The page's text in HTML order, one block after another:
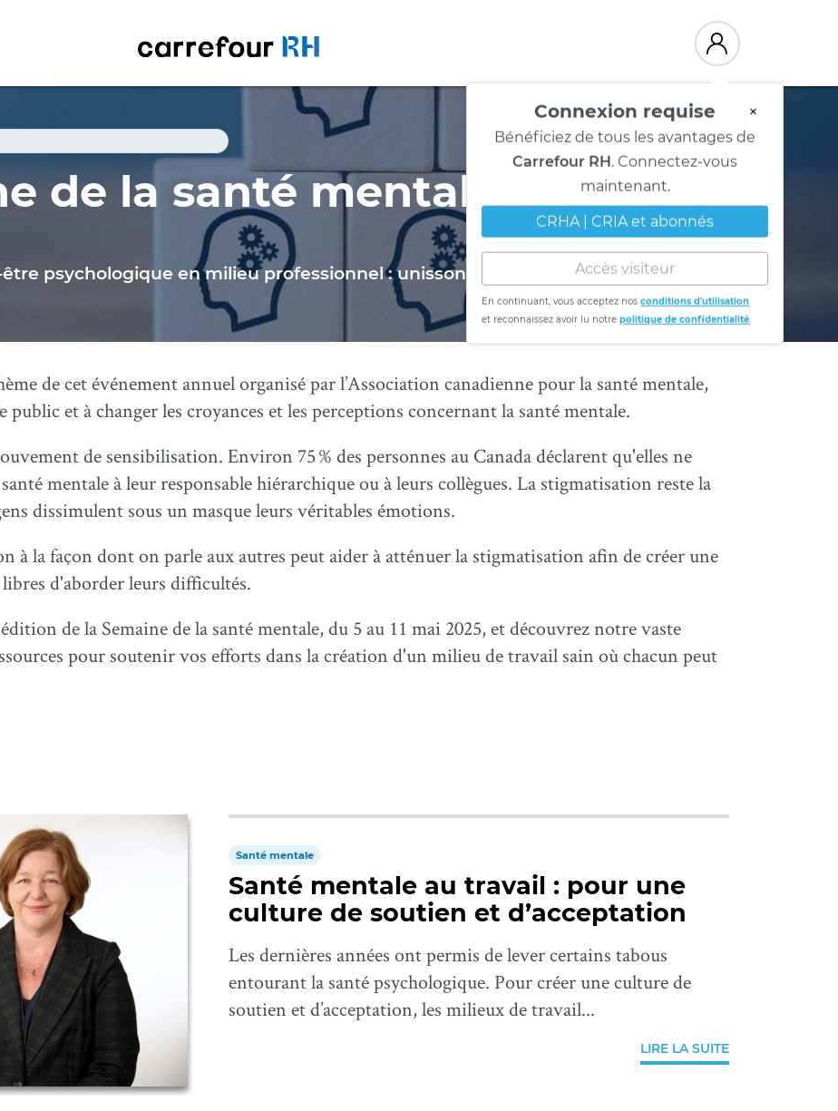
Connexion requise ×
Bénéficiez de tous les avantages de
Carrefour RH. Connectez-vous
maintenant.
CRHA | CRIA et abonnés
Accès visiteur
En continuant, vous acceptez nosconditions d'utilisation
et reconnaissez avoir lu notrepolitique de confidentialité.
de la santé mentale 2025
psychologique en milieu professionnel : unissons nos forces!
de cet événement annuel organisé par l’Association canadienne pour la santé mentale,
et à changer les croyances et les perceptions concernant la santé mentale.
de sensibilisation. Environ 75 % des personnes au Canada déclarent qu'elles ne
mentale à leur responsable hiérarchique ou à leurs collègues. La stigmatisation reste la
dissimulent sous un masque leurs véritables émotions.
la façon dont on parle aux autres peut aider à atténuer la stigmatisation afin de créer une
d'aborder leurs difficultés.
édition de la Semaine de la santé mentale, du 5 au 11 mai 2025, et découvrez notre vaste
pour soutenir vos efforts dans la création d'un milieu de travail sain où chacun peut
Santé mentale
Santé mentale au travail : pour une
culture de soutien et d’acceptation
Les dernières années ont permis de lever certains tabous
entourant la santé psychologique. Pour créer une culture de
soutien et d’acceptation, les milieux de travail...
LIRE LA SUITE